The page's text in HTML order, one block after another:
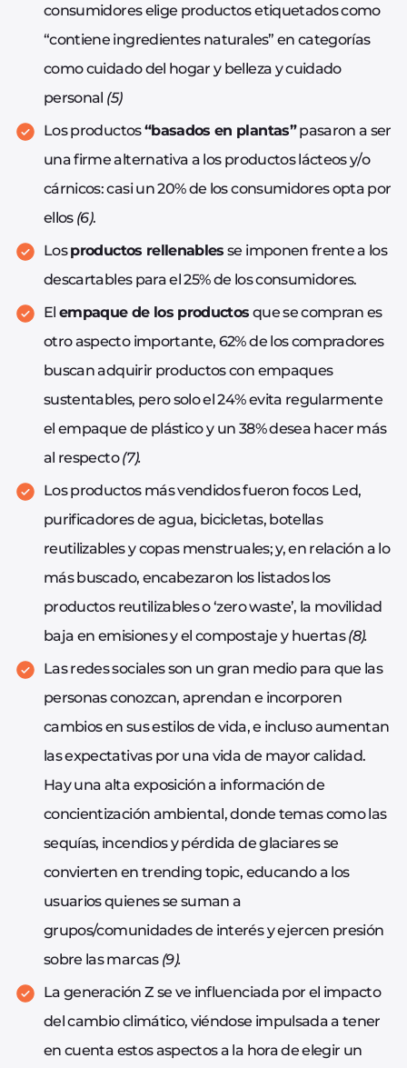
consumidores elige productos etiquetados como
“contiene ingredientes naturales” en categorías
como cuidado del hogar y belleza y cuidado
personal (5)
Los productos“basados en plantas”pasaron a ser
una firme alternativa a los productos lácteos y/o
cárnicos: casi un 20% de los consumidores opta por
ellos (6).
Losproductos rellenables se imponen frente a los
descartables para el 25% de los consumidores.
Elempaque de los productos que se compran es
otro aspecto importante, 62% de los compradores
buscan adquirir productos con empaques
sustentables, pero solo el 24% evita regularmente
el empaque de plástico y un 38% desea hacer más
al respecto(7).
Los productos más vendidos fueron focos Led,
purificadores de agua, bicicletas, botellas
reutilizables y copas menstruales; y, en relación a lo
más buscado, encabezaron los listados los
productos reutilizables o ‘zero waste’, la movilidad
baja en emisiones y el compostaje y huertas(8).
Las redes sociales son un gran medio para que las
personas conozcan, aprendan e incorporen
cambios en sus estilos de vida, e incluso aumentan
las expectativas por una vida de mayor calidad.
Hay una alta exposición a información de
concientización ambiental, donde temas como las
sequías, incendios y pérdida de glaciares se
convierten en trending topic, educando a los
usuarios quienes se suman a
grupos/comunidades de interés y ejercen presión
sobre las marcas (9).
La generación Z se ve influenciada por el impacto
del cambio climático, viéndose impulsada a tener
en cuenta estos aspectos a la hora de elegir un